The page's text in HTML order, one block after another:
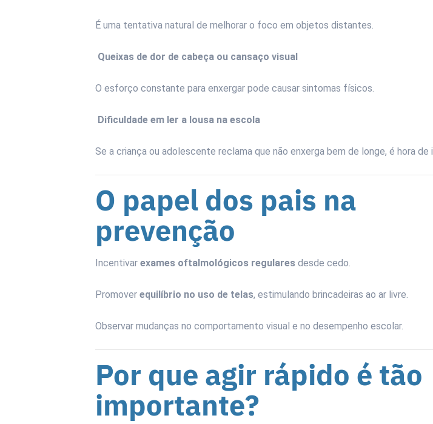
É uma tentativa natural de melhorar o foco em objetos distantes.
Queixas de dor de cabeça ou cansaço visual
O esforço constante para enxergar pode causar sintomas físicos.
Dificuldade em ler a lousa na escola
Se a criança ou adolescente reclama que não enxerga bem de longe, é hora de
O papel dos pais na
prevenção
Incentivar exames oftalmológicos regulares desde cedo.
Promover equilíbrio no uso de telas, estimulando brincadeiras ao ar livre.
Observar mudanças no comportamento visual e no desempenho escolar.
Por que agir rápido é tão
importante?